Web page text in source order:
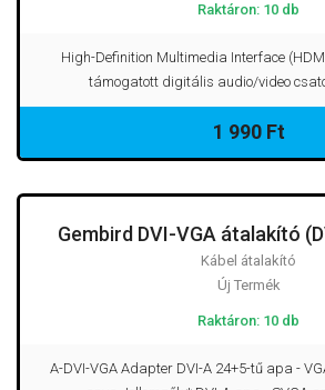
Raktáron: 10 db
High-Definition Multimedia Interface
támogatott digitális audio/video
1 990 Ft
Gembird DVI-VGA átalakító
Kábel átalakító
Új Termék
Raktáron: 10 db
A-DVI-VGA Adapter DVI-A 24+5-tű apa -